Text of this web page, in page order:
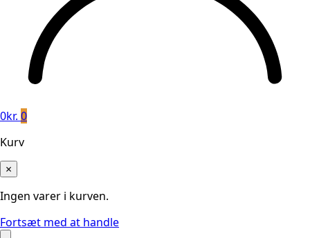
0kr. 0
Kurv
×
Ingen varer i kurven.
Fortsæt med at handle